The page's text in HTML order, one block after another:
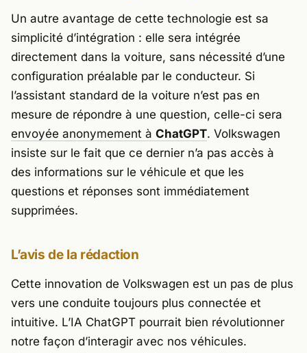
Un autre avantage de cette technologie est sa
simplicité d’intégration : elle sera intégrée
directement dans la voiture, sans nécessité d’une
configuration préalable par le conducteur. Si
l’assistant standard de la voiture n’est pas en
mesure de répondre à une question, celle-ci sera
envoyée anonymement à ChatGPT. Volkswagen
insiste sur le fait que ce dernier n’a pas accès à
des informations sur le véhicule et que les
questions et réponses sont immédiatement
supprimées.
L’avis de la rédaction
Cette innovation de Volkswagen est un pas de plus
vers une conduite toujours plus connectée et
intuitive. L’IA ChatGPT pourrait bien révolutionner
notre façon d’interagir avec nos véhicules.